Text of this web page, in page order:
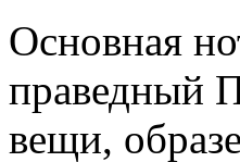
Основная
праведный
вещи,